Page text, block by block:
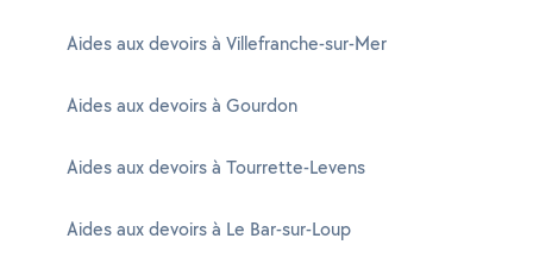
Aides aux devoirs à Villefranche-sur-Mer
Aides aux devoirs à Gourdon
Aides aux devoirs à Tourrette-Levens
Aides aux devoirs à Le Bar-sur-Loup